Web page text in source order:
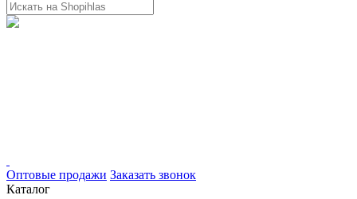
Оптовые продажи Заказать звонок
Каталог